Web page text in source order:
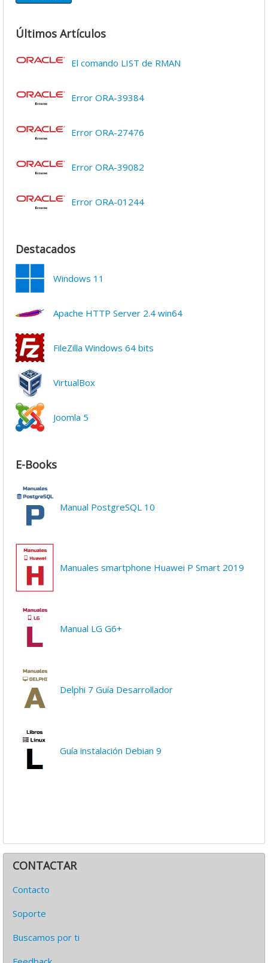
Últimos Artículos
El comando LIST de RMAN
Error ORA-39384
Error ORA-27476
Error ORA-39082
Error ORA-01244
Destacados
Windows 11
Apache HTTP Server 2.4 win64
FileZilla Windows 64 bits
VirtualBox
Joomla 5
E-Books
Manual PostgreSQL 10
Manuales smartphone Huawei P Smart 2019
Manual LG G6+
Delphi 7 Guía Desarrollador
Guía instalación Debian 9
CONTACTAR
Contacto
Soporte
Buscamos por ti